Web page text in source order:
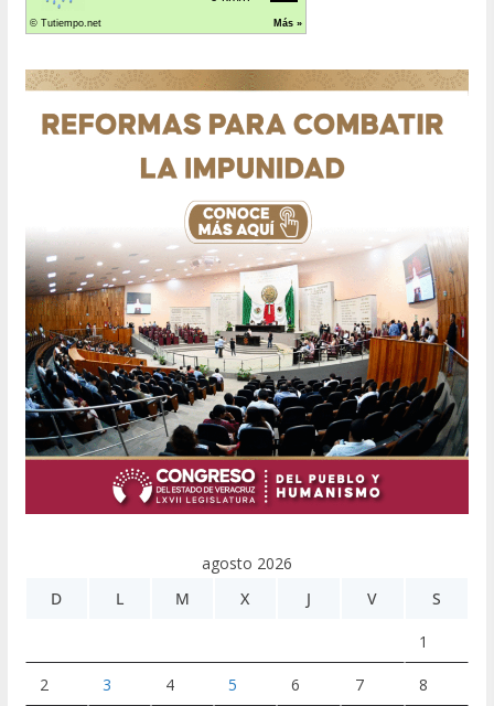
agosto 2026
D
L M X J V S
1
2 3 4 5 6 7 8